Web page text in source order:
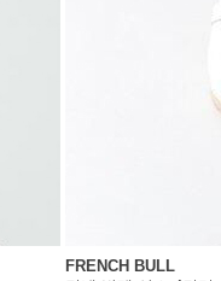
FRENCH BULL